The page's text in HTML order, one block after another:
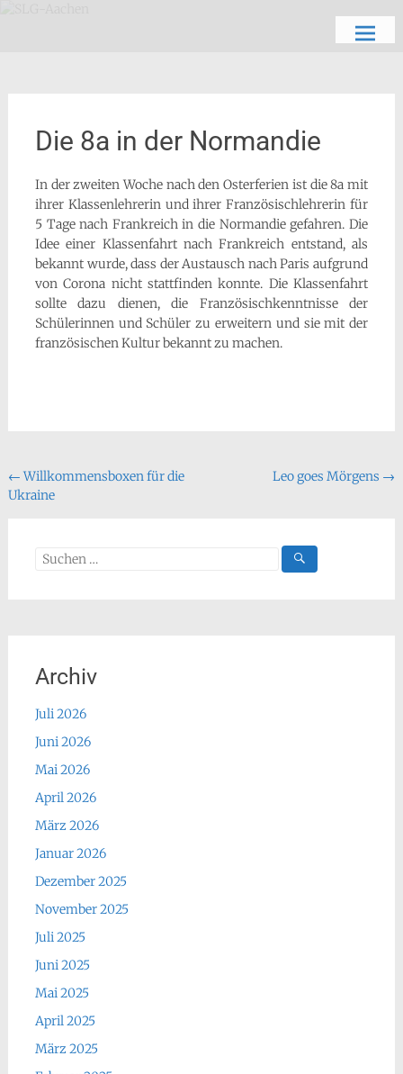
Die 8a in der Normandie
In der zweiten Woche nach den Osterferien ist die 8a mit
ihrer Klassenlehrerin und ihrer Französischlehrerin für
5 Tage nach Frankreich in die Normandie gefahren. Die
Idee einer Klassenfahrt nach Frankreich entstand, als
bekannt wurde, dass der Austausch nach Paris aufgrund
von Corona nicht stattfinden konnte. Die Klassenfahrt
sollte dazu dienen, die Französischkenntnisse der
Schülerinnen und Schüler zu erweitern und sie mit der
französischen Kultur bekannt zu machen.
Beitragsnavigation
←Willkommensboxen für die
Ukraine
Leo goes Mörgens →
Suchen
Archiv
Juli 2026
Juni 2026
Mai 2026
April 2026
März 2026
Januar 2026
Dezember 2025
November 2025
Juli 2025
Juni 2025
Mai 2025
April 2025
März 2025